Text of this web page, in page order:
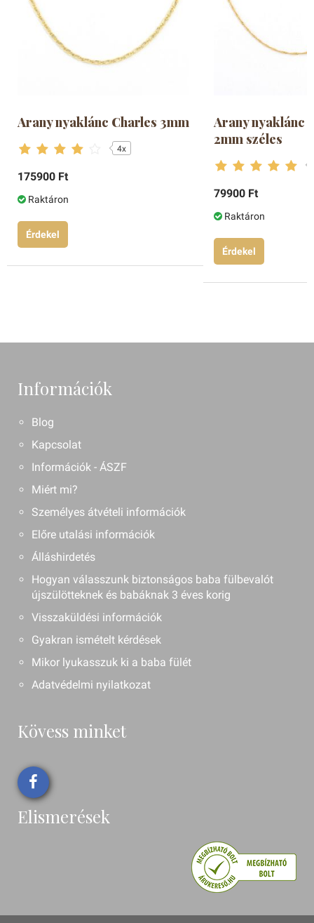
Arany nyaklánc Charles 3mm
4x
175900 Ft
Raktáron
Érdekel
Arany nyaklánc
2mm széles
79900 Ft
Raktáron
Érdekel
Információk
Blog
Kapcsolat
Információk - ÁSZF
Miért mi?
Személyes átvételi információk
Előre utalási információk
Álláshirdetés
Hogyan válasszunk biztonságos baba fülbevalót
újszülötteknek és babáknak 3 éves korig
Visszaküldési információk
Gyakran ismételt kérdések
Mikor lyukasszuk ki a baba fülét
Adatvédelmi nyilatkozat
Kövess minket
Elismerések